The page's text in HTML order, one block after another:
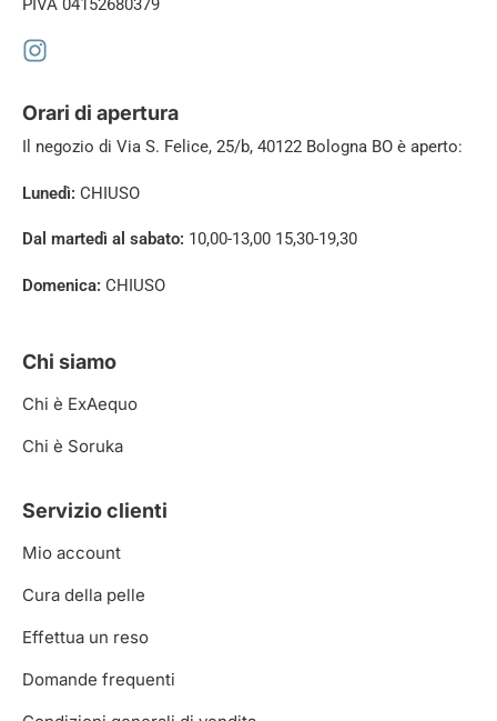
PIVA 04152680379
Orari di apertura
Il negozio di Via S. Felice, 25/b, 40122 Bologna BO è aperto:
Lunedì: CHIUSO
Dal martedì al sabato: 10,00-13,00 15,30-19,30
Domenica: CHIUSO
Chi siamo
Chi è ExAequo
Chi è Soruka
Servizio clienti
Mio account
Cura della pelle
Effettua un reso
Domande frequenti